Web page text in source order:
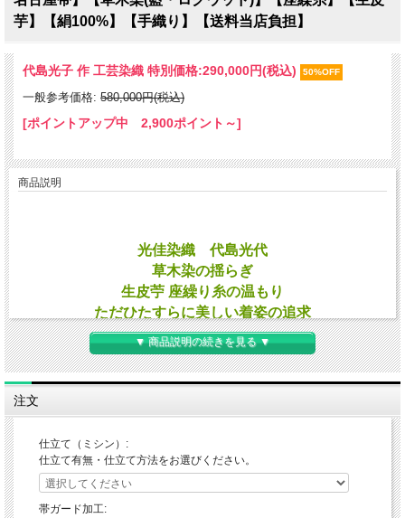
芋】【絹100%】【手織り】【送料当店負担】
代島光子 作 工芸染織 特別価格:290,000円(税込) 50%OFF
一般参考価格: 580,000円(税込)
[ポイントアップ中 2,900ポイント～]
商品説明
光佳染織 代島光代
草木染の揺らぎ
生皮苧 座繰り糸の温もり
ただひたすらに美しい着姿の追求
森田空美さんが選ぶ「永く着られる30年きもの」
▼ 商品説明の続きを見る ▼
注文
仕立て（ミシン）:
仕立て有無・仕立て方法をお選びください。
帯ガード加工: